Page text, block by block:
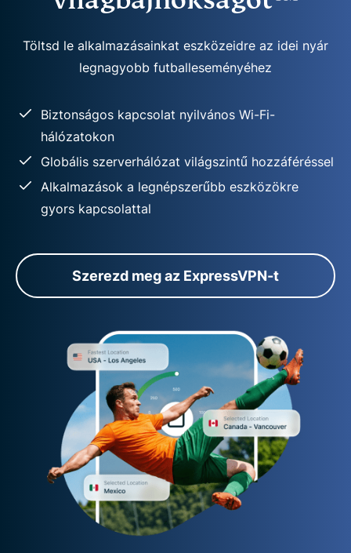
Töltsd le alkalmazásainkat eszközeidre az idei nyár
legnagyobb futballeseményéhez
Biztonságos kapcsolat nyilvános Wi-Fi-
hálózatokon
Globális szerverhálózat világszintű hozzáféréssel
Alkalmazások a legnépszerűbb eszközökre
gyors kapcsolattal
Szerezd meg az ExpressVPN-t